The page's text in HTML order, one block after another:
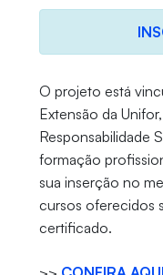
O projeto está
Extensão da
Responsabilidade
formação
sua inserção no
cursos oferecidos
certificado.